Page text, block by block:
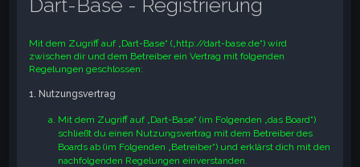
Mit dem Zugriff auf „Dart-Base“ („http://dart-base.de“) wird
zwischen dir und dem Betreiber ein Vertrag mit folgenden
Regelungen geschlossen:
1. Nutzungsvertrag
Mit dem Zugriff auf „Dart-Base“ (im Folgenden „das Board“)
schließt du einen Nutzungsvertrag mit dem Betreiber des
Boards ab (im Folgenden „Betreiber“) und erklärst dich mit den
nachfolgenden Regelungen einverstanden.